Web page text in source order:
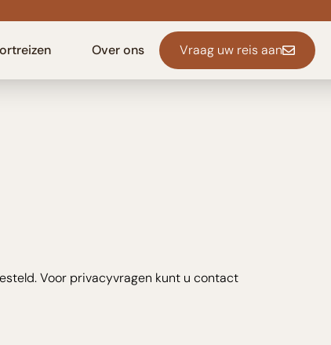
Over ons Vraag uw reis aan
Voor privacyvragen kunt u contact